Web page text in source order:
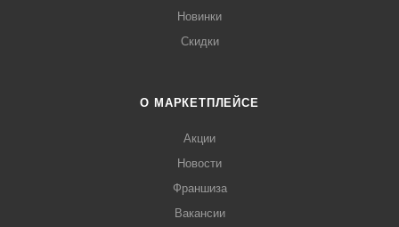
Новинки
Скидки
О МАРКЕТПЛЕЙСЕ
Акции
Новости
Франшиза
Вакансии